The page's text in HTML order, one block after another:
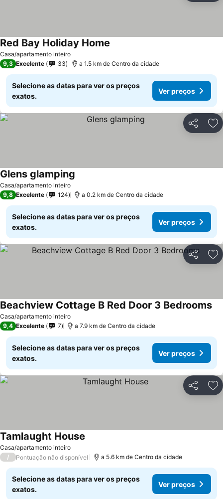
Casa/apartamento inteiro
Red Bay Holiday Home
9,3 Excelente 33 a 1.5 km de Centro da cidade
Selecione as datas para ver os preços
exatos.
Ver preços
Partilhar
Casa/apartamento inteiro
Glens glamping
9,8 Excelente 124 a 0.2 km de Centro da cidade
Selecione as datas para ver os preços
exatos.
Ver preços
Partilhar
Casa/apartamento inteiro
Beachview Cottage B Red Door 3 Bedrooms
9,4 Excelente 7 a 7.9 km de Centro da cidade
Selecione as datas para ver os preços
exatos.
Ver preços
Partilhar
Casa/apartamento inteiro
Tamlaught House
/ Pontuação não disponível a 5.6 km de Centro da cidade
Selecione as datas para ver os preços
exatos.
Ver preços